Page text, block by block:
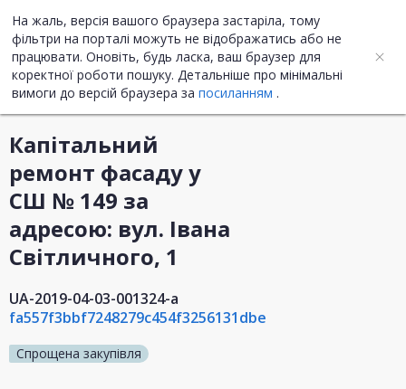
На жаль, версія вашого браузера застаріла, тому
фільтри на порталі можуть не відображатись або не
працювати. Оновіть, будь ласка, ваш браузер для
коректної роботи пошуку. Детальніше про мінімальні
вимоги до версій браузера за посиланням .
UA ENG
Інформація про закупівлю
Капітальний
ремонт фасаду у
СШ № 149 за
адресою: вул. Івана
Світличного, 1
UA-2019-04-03-001324-a
fa557f3bbf7248279c454f3256131dbe
Спрощена закупівля